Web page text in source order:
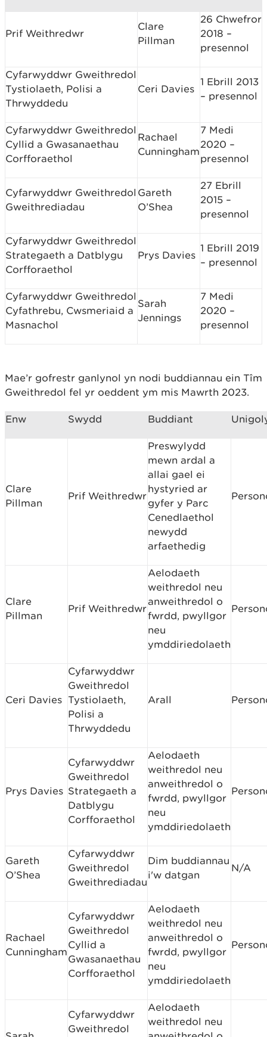
Prif Weithredwr
Clare
Pillman
26 Chwefror
2018 –
presennol
Cyfarwyddwr Gweithredol
Tystiolaeth, Polisi a
Thrwyddedu
Ceri Davies
1 Ebrill 2013
– presennol
Cyfarwyddwr Gweithredol
Cyllid a Gwasanaethau
Corfforaethol
Rachael
Cunningham
7 Medi
2020 –
presennol
Cyfarwyddwr Gweithredol
Gweithrediadau
Gareth
O’Shea
27 Ebrill
2015 –
presennol
Cyfarwyddwr Gweithredol
Strategaeth a Datblygu
Corfforaethol
Prys Davies
1 Ebrill 2019
– presennol
Cyfarwyddwr Gweithredol
Cyfathrebu, Cwsmeriaid a
Masnachol
Sarah
Jennings
7 Medi
2020 –
presennol
Mae’r gofrestr ganlynol yn nodi buddiannau ein Tîm
Gweithredol fel yr oeddent ym mis Mawrth 2023.
Enw Swydd Buddiant
Clare
Pillman
Prif Weithredwr
Preswylydd
mewn ardal a
allai gael ei
hystyried ar
gyfer y Parc
Cenedlaethol
newydd
arfaethedig
Clare
Pillman
Prif Weithredwr
Aelodaeth
weithredol neu
anweithredol o
fwrdd, pwyllgor
neu
ymddiriedolaeth
Ceri Davies
Cyfarwyddwr
Gweithredol
Tystiolaeth,
Polisi a
Thrwyddedu
Arall
Prys Davies
Cyfarwyddwr
Gweithredol
Strategaeth a
Datblygu
Corfforaethol
Aelodaeth
weithredol neu
anweithredol o
fwrdd, pwyllgor
neu
ymddiriedolaeth
Gareth
O’Shea
Cyfarwyddwr
Gweithredol
Gweithrediadau
Dim buddiannau
i'w datgan
N/A
Rachael
Cunningham
Cyfarwyddwr
Gweithredol
Cyllid a
Gwasanaethau
Corfforaethol
Aelodaeth
weithredol neu
anweithredol o
fwrdd, pwyllgor
neu
ymddiriedolaeth
Cyfarwyddwr
Gweithredol
Aelodaeth
weithredol neu